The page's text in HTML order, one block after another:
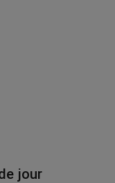
jour